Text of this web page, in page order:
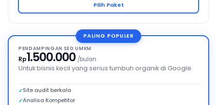
Pilih Paket
PALING POPULER
PENDAMPINGAN SEO UMKM
Rp1.500.000 /bulan
Untuk bisnis kecil yang serius tumbuh organik di Google.
Site audit berkala
Analisa Kompetitor